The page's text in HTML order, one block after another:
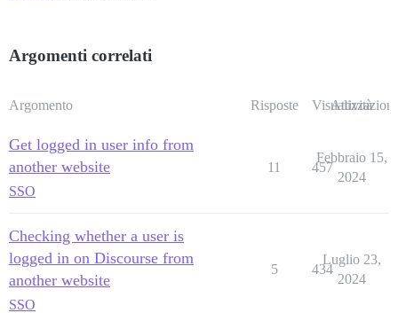
Argomenti correlati
Argomento Risposte Visualizzazioni
Attività
Get logged in user info from
another website
SSO
11 457
Febbraio 15,
2024
Checking whether a user is
logged in on Discourse from
another website
SSO
5 434
Luglio 23,
2024